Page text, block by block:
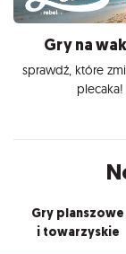
Gry na
sprawdź, które
plecaka!
Gry planszowe
i towarzyskie